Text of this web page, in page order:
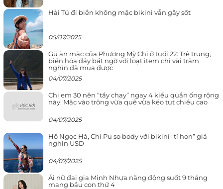
Hải Tú đi biển không mặc bikini vẫn gây sốt
05/07/2025
Gu ăn mặc của Phương Mỹ Chi ở tuổi 22: Trẻ trung,
biến hóa đầy bất ngờ với loạt item chỉ vài trăm
nghìn đã mua được
04/07/2025
Chị em 30 nên “tẩy chay” ngay 4 kiểu quần ống rộng
này: Mặc vào trông vừa quê vừa kéo tụt chiều cao
04/07/2025
Hồ Ngọc Hà, Chi Pu so body với bikini “tí hon” giá
nghìn USD
04/07/2025
Ái nữ đại gia Minh Nhựa năng động suốt 9 tháng
mang bầu con thứ 4